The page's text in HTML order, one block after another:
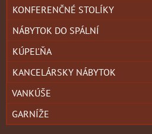
KONFERENČNÉ STOLÍKY
NÁBYTOK DO SPÁLNÍ
KÚPEĽŇA
KANCELÁRSKY NÁBYTOK
VANKÚŠE
GARNÍŽE